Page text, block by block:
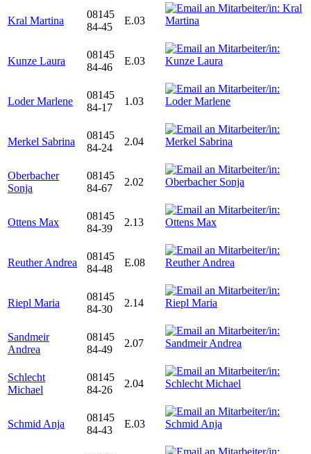
Kral Martina
08145
84-45
E.03
Kunze Laura
08145
84-46
E.03
Loder Marlene
08145
84-17
1.03
Merkel Sabrina
08145
84-24
2.04
Oberbacher
Sonja
08145
84-67
2.02
Ottens Max
08145
84-39
2.13
Reuther Andrea
08145
84-48
E.08
Riepl Maria
08145
84-30
2.14
Sandmeir
Andrea
08145
84-49
2.07
Schlecht
Michael
08145
84-26
2.04
Schmid Anja
08145
84-43
E.03